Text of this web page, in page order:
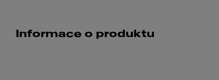
Informace o produktu